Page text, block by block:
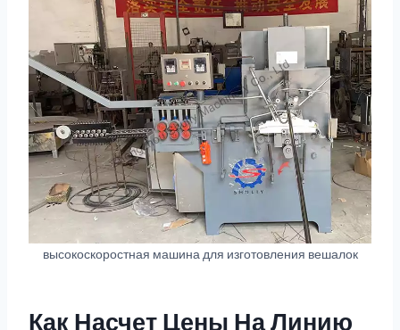
высокоскоростная машина для изготовления вешалок
Как Насчет Цены На Линию